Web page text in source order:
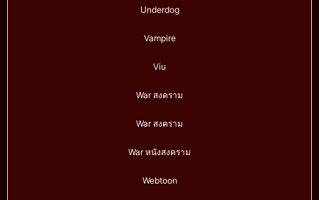
Underdog
Vampire
Viu
War สงคราม
War สงคราม
War หนังสงคราม
Webtoon